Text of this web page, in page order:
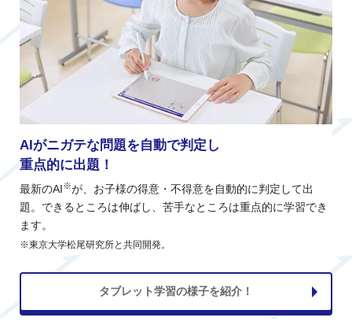
AIがニガテな問題を自動で判定し
重点的に出題！
最新のAI※が、お子様の得意・不得意を自動的に判定して出
題。できるところは伸ばし、苦手なところは重点的に学習でき
ます。
※東京大学松尾研究所と共同開発。
タブレット学習の様子を紹介！